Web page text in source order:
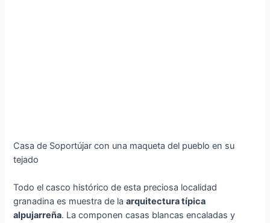
Casa de Soportújar con una maqueta del pueblo en su
tejado
Todo el casco histórico de esta preciosa localidad
granadina es muestra de laarquitectura típica
alpujarreña. La componen casas blancas encaladas y